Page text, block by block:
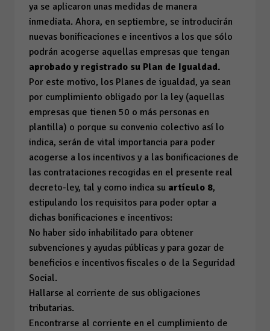
ya se aplicaron unas medidas de manera
inmediata. Ahora, en septiembre, se introducirán
nuevas bonificaciones e incentivos a los que sólo
podrán acogerse aquellas empresas que tengan
aprobado y registrado su Plan de Igualdad.
Por este motivo, los Planes de igualdad, ya sean
por cumplimiento obligado por la ley (aquellas
empresas que tienen 50 o más personas en
plantilla) o porque su convenio colectivo así lo
indica, serán de vital importancia para poder
acogerse a los incentivos y a las bonificaciones de
las contrataciones recogidas en el presente real
decreto-ley, tal y como indica su artículo 8,
estipulando los requisitos para poder optar a
dichas bonificaciones e incentivos:
No haber sido inhabilitado para obtener
subvenciones y ayudas públicas y para gozar de
beneficios e incentivos fiscales o de la Seguridad
Social.
Hallarse al corriente de sus obligaciones
tributarias.
Encontrarse al corriente en el cumplimiento de